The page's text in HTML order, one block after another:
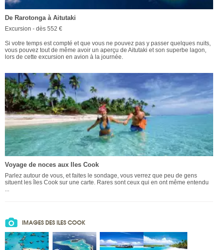
De Rarotonga à Aitutaki
Excursion - dès 552 €
Si votre temps est compté et que vous ne pouvez pas y passer quelques nuits,
vous pouvez tout de même avoir un aperçu de Aitutaki et son superbe lagon,
lors de cette excursion en avion à la journée.
Voyage de noces aux Iles Cook
Parlez autour de vous, et faites le sondage, vous verrez que peu de gens
situent les îles Cook sur une carte. Rares sont ceux qui en ont même entendu
...
IMAGES DES ILES COOK